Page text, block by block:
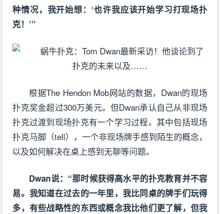
种情况，我开始想：‘也许我应该开始学习打现场扑
克！’”
根据The Hendon Mob网站的数据，Dwan的现场
扑克奖金超过300万美元。但Dwan承认自己从非现场
扑克过渡到现场扑克有一个学习过程。其中包括现场
扑克马脚（tell），一个非现场牌手感到陌生的概念，
以及如何解决在桌上感到无聊等问题。
Dwan说：“那时候获得高水平的扑克教育并不容
易。我知道在过去的一年里，我比同桌的牌手们玩得
多，有些战略性的东西或概念我比他们更了解，但我